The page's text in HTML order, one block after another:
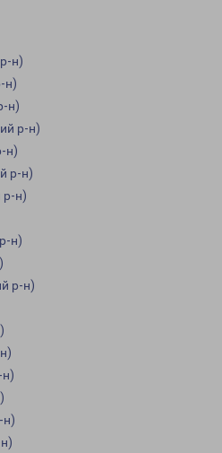
н)
н)
н)
р-н)
н)
р-н)
р-н)
н)
р-н)
н)